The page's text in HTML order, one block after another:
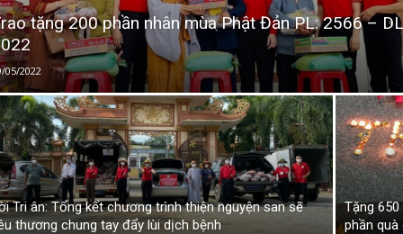
tặng 200 phần nhân mùa Phật Đản PL: 2566 – DL
05/2022
Tri ân: Tổng kết chương trình thiện nguyện san sẽ
thương chung tay đẩy lùi dịch bệnh
Tặng
phần